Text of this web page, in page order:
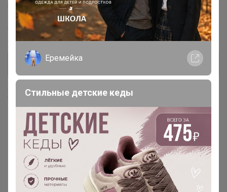
Торговые марки
ShagoVita™
Хиты продаж
Еремейка
Стильные детские кеды